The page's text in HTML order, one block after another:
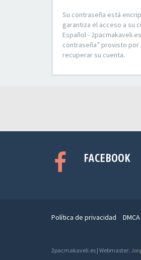
Su contraseña está
garantiza el acceso a su
Español -
contraseña” provisto por
recuperar su cuenta.
FACEBOOK
Política de privacidad DMCA
2pacmakaveli.es | Webmaster: